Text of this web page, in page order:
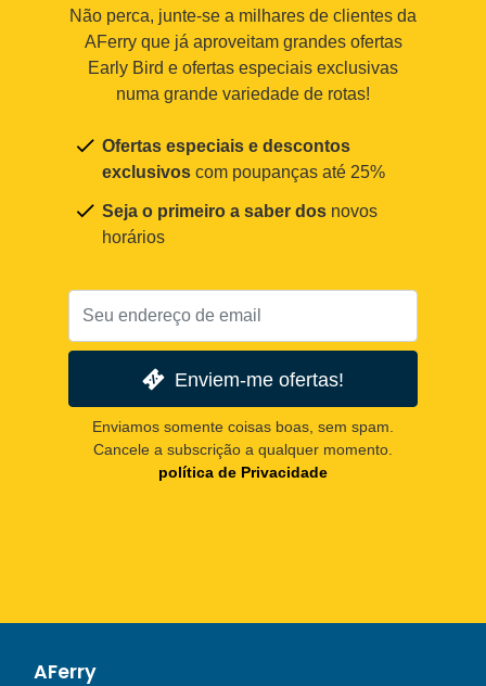
Não perca, junte-se a milhares de clientes da
AFerry que já aproveitam grandes ofertas
Early Bird e ofertas especiais exclusivas
numa grande variedade de rotas!
Ofertas especiais e descontos
exclusivos com poupanças até 25%
Seja o primeiro a saber dos novos
horários
Enviem-me ofertas!
Enviamos somente coisas boas, sem spam.
Cancele a subscrição a qualquer momento.
política de Privacidade
AFerry